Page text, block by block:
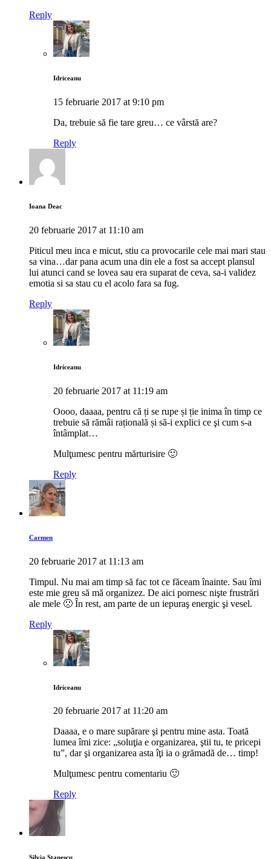
Reply
Idriceanu
15 februarie 2017 at 9:10 pm
Da, trebuie să fie tare greu… ce vârstă are?
Reply
Ioana Deac
20 februarie 2017 at 11:10 am
Piticul meu inca e micut, stiu ca provocarile cele mai mari stau
sa vina…dar pana acum una din ele a fost sa accept plansul
lui atunci cand se lovea sau era suparat de ceva, sa-i validez
emotia si sa stau cu el acolo fara sa fug.
Reply
Idriceanu
20 februarie 2017 at 11:19 am
Oooo, daaaa, pentru că ți se rupe și ție inima în timp ce
trebuie să rămâi rațională și să-i explici ce şi cum s-a
întâmplat…
Mulţumesc pentru mărturisire 🙂
Reply
Carmen
20 februarie 2017 at 11:13 am
Timpul. Nu mai am timp să fac tot ce făceam înainte. Sau îmi
este mie greu să mă organizez. De aici pornesc nişte frustrări
ale mele 🙁 În rest, am parte de un iepuraş energic şi vesel.
Reply
Idriceanu
20 februarie 2017 at 11:20 am
Daaaa, e o mare supărare şi pentru mine asta. Toată
lumea îmi zice: „soluţia e organizarea, ştii tu, te pricepi
tu”, dar şi organizarea asta îţi ia o grămadă de… timp!
Mulţumesc pentru comentariu 🙂
Reply
Silvia Stanescu